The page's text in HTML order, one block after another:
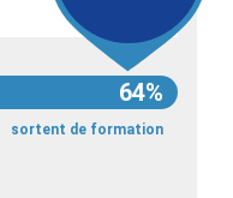
64%
sortent de formation